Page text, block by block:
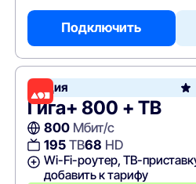
Подключить
Акция
Гига+ 800 + ТВ
800Мбит/с
195ТВ68 HD
Wi-Fi-роутер, ТВ-
добавить к тарифу